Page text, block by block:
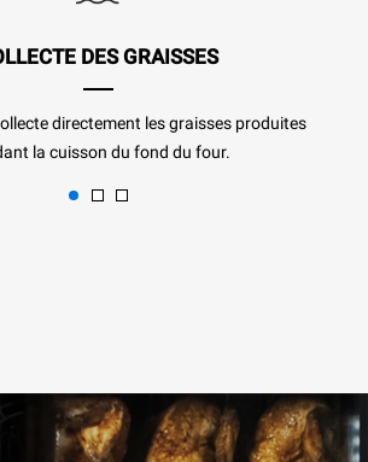
DES GRAISSES
directement les graisses produites
la cuisson du fond du four.